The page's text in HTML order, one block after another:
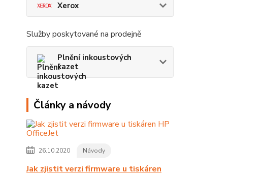
Xerox
Služby poskytované na prodejně
Plnění inkoustových
kazet
Články a návody
26.10.2020 Návody
Jak zjistit verzi firmware u tiskáren